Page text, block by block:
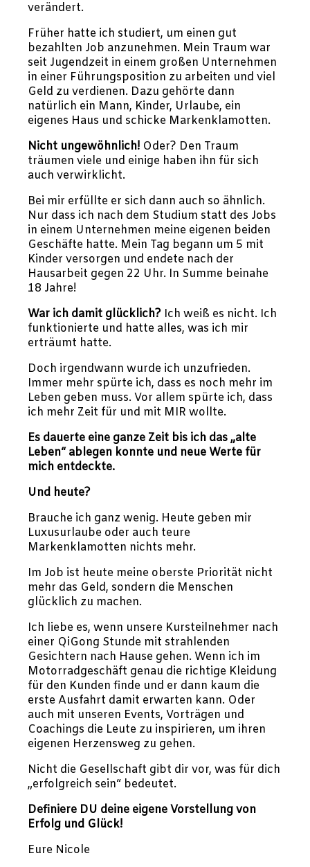
verändert.
Früher hatte ich studiert, um einen gut
bezahlten Job anzunehmen. Mein Traum war
seit Jugendzeit in einem großen Unternehmen
in einer Führungsposition zu arbeiten und viel
Geld zu verdienen. Dazu gehörte dann
natürlich ein Mann, Kinder, Urlaube, ein
eigenes Haus und schicke Markenklamotten.
Nicht ungewöhnlich! Oder? Den Traum
träumen viele und einige haben ihn für sich
auch verwirklicht.
Bei mir erfüllte er sich dann auch so ähnlich.
Nur dass ich nach dem Studium statt des Jobs
in einem Unternehmen meine eigenen beiden
Geschäfte hatte. Mein Tag begann um 5 mit
Kinder versorgen und endete nach der
Hausarbeit gegen 22 Uhr. In Summe beinahe
18 Jahre!
War ich damit glücklich? Ich weiß es nicht. Ich
funktionierte und hatte alles, was ich mir
erträumt hatte.
Doch irgendwann wurde ich unzufrieden.
Immer mehr spürte ich, dass es noch mehr im
Leben geben muss. Vor allem spürte ich, dass
ich mehr Zeit für und mit MIR wollte.
Es dauerte eine ganze Zeit bis ich das „alte
Leben“ ablegen konnte und neue Werte für
mich entdeckte.
Und heute?
Brauche ich ganz wenig. Heute geben mir
Luxusurlaube oder auch teure
Markenklamotten nichts mehr.
Im Job ist heute meine oberste Priorität nicht
mehr das Geld, sondern die Menschen
glücklich zu machen.
Ich liebe es, wenn unsere Kursteilnehmer nach
einer QiGong Stunde mit strahlenden
Gesichtern nach Hause gehen. Wenn ich im
Motorradgeschäft genau die richtige Kleidung
für den Kunden finde und er dann kaum die
erste Ausfahrt damit erwarten kann. Oder
auch mit unseren Events, Vorträgen und
Coachings die Leute zu inspirieren, um ihren
eigenen Herzensweg zu gehen.
Nicht die Gesellschaft gibt dir vor, was für dich
„erfolgreich sein“ bedeutet.
Definiere DU deine eigene Vorstellung von
Erfolg und Glück!
Eure Nicole